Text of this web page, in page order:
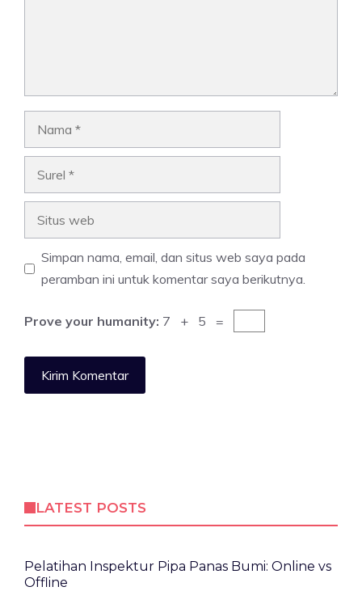
Simpan nama, email, dan situs web saya pada
peramban ini untuk komentar saya berikutnya.
Prove your humanity: 7 + 5 =
LATEST POSTS
Pelatihan Inspektur Pipa Panas Bumi: Online vs
Offline